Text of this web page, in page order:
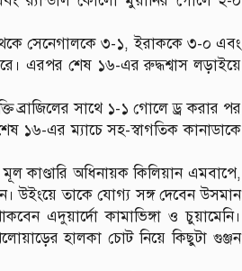
সেনেগালকে ৩-১, ইরাককে ৩-০ এবং
এরপর শেষ ১৬-এর রুদ্ধশ্বাস লড়াইয়ে
ব্রাজিলের সাথে ১-১ গোলে ড্র করার পর
১৬-এর ম্যাচে সহ-স্বাগতিক কানাডাকে
কাণ্ডারি অধিনায়ক কিলিয়ান এমবাপে,
উইংয়ে তাকে যোগ্য সঙ্গ দেবেন উসমান
এদুয়ার্দো কামাভিঙ্গা ও চুয়ামেনি।
হালকা চোট নিয়ে কিছুটা গুঞ্জন